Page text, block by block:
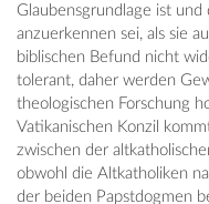
Glaubensgrundlage ist
anzuerkennen sei, als sie
biblischen Befund nicht
tolerant, daher werden
theologischen Forschung
Vatikanischen Konzil
zwischen der
obwohl die Altkatholiken
der beiden Papstdogmen